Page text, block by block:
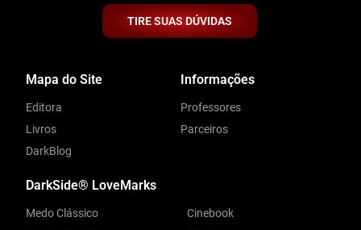
TIRE SUAS DÚVIDAS
Mapa do Site
Editora
Livros
DarkBlog
Informações
Professores
Parceiros
DarkSide® LoveMarks
Medo Clássico
Cinebook